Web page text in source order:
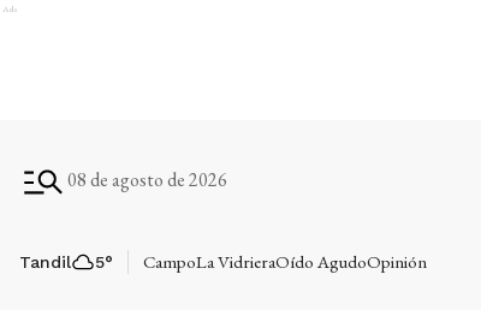
Ads
08 de agosto de 2026
Tandil 5° CampoLa VidrieraOído AgudoOpinión